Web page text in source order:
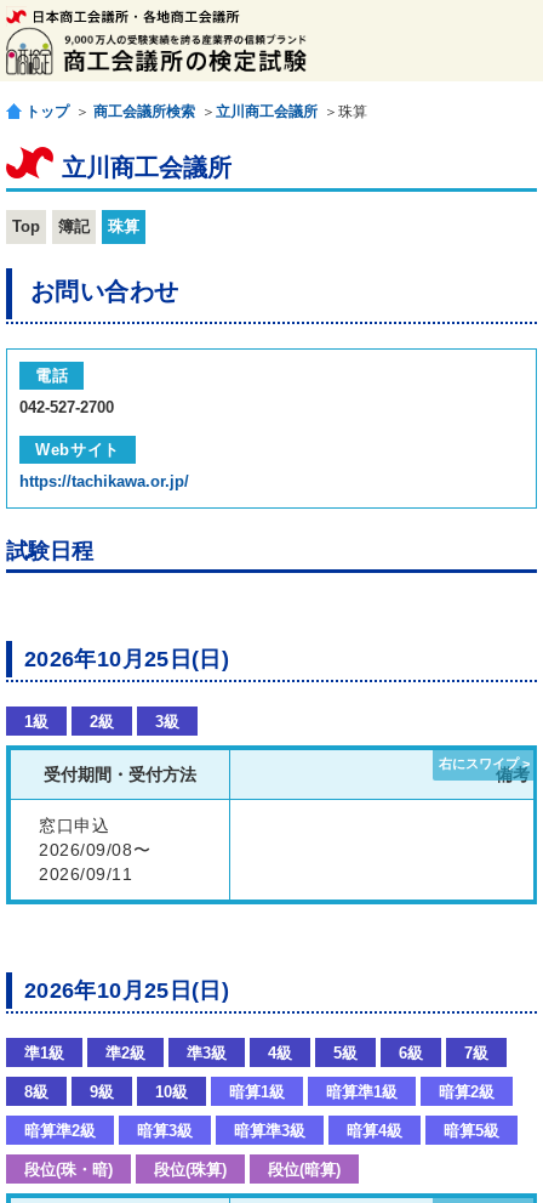
トップ ＞ 商工会議所検索 ＞ 立川商工会議所 ＞珠算
立川商工会議所
Top 簿記 珠算
お問い合わせ
電話
042-527-2700
Webサイト
https://tachikawa.or.jp/
試験日程
2026年10月25日(日)
1級 2級 3級
受付期間・受付方法 備考
窓口申込
2026/09/08〜
2026/09/11
2026年10月25日(日)
準1級 準2級 準3級 4級 5級 6級 7級
8級 9級 10級 暗算1級 暗算準1級 暗算2級
暗算準2級 暗算3級 暗算準3級 暗算4級 暗算5級
段位(珠・暗) 段位(珠算) 段位(暗算)